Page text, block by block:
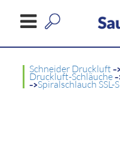
Schneider Druckluft-
Druckluft-Schläuche-
->Spiralschlauch